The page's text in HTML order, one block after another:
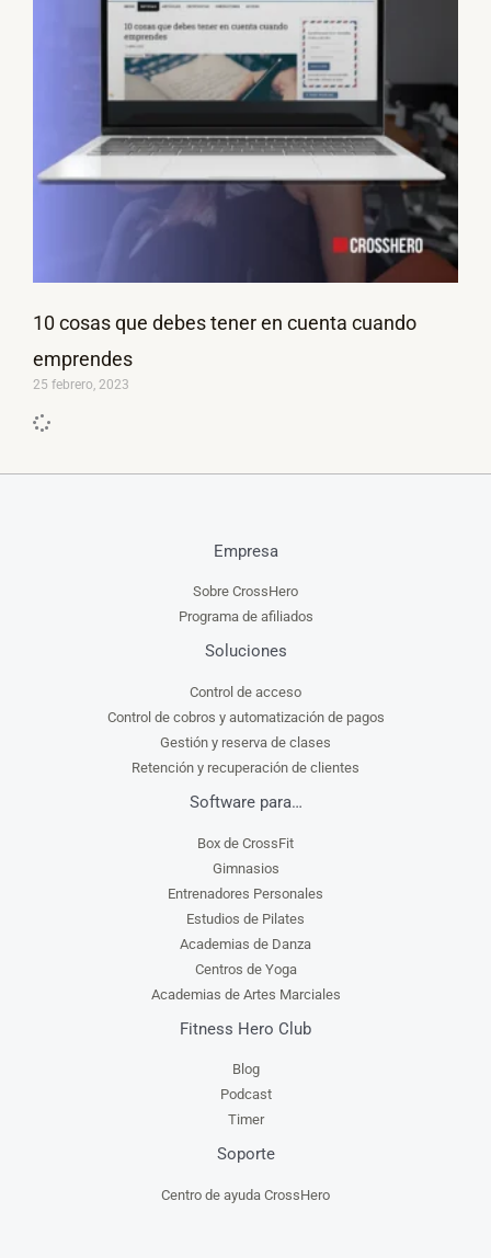
10 cosas que debes tener en cuenta cuando
emprendes
25 febrero, 2023
Empresa
Sobre CrossHero
Programa de afiliados
Soluciones
Control de acceso
Control de cobros y automatización de pagos
Gestión y reserva de clases
Retención y recuperación de clientes
Software para…
Box de CrossFit
Gimnasios
Entrenadores Personales
Estudios de Pilates
Academias de Danza
Centros de Yoga
Academias de Artes Marciales
Fitness Hero Club
Blog
Podcast
Timer
Soporte
Centro de ayuda CrossHero